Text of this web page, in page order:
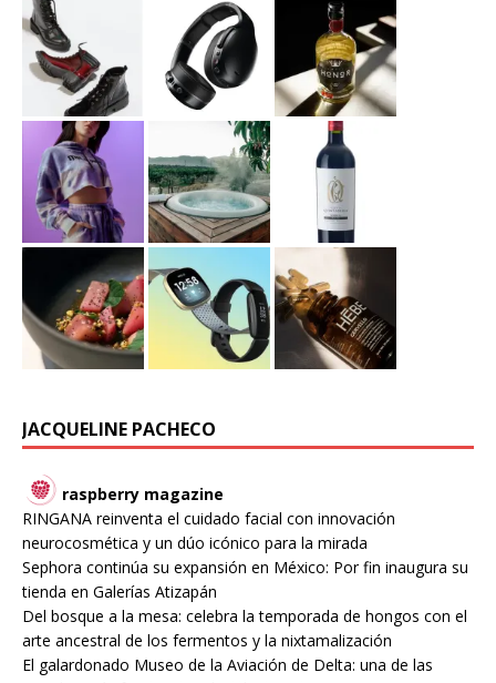
JACQUELINE PACHECO
raspberry magazine
RINGANA reinventa el cuidado facial con innovación
neurocosmética y un dúo icónico para la mirada
Sephora continúa su expansión en México: Por fin inaugura su
tienda en Galerías Atizapán
Del bosque a la mesa: celebra la temporada de hongos con el
arte ancestral de los fermentos y la nixtamalización
El galardonado Museo de la Aviación de Delta: una de las